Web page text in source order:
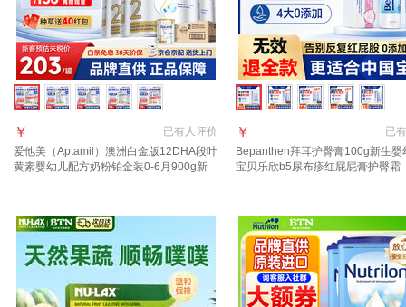
已有人评价
￥
爱他美（Aptamil）澳洲白金版12DHA段叶
黄素婴幼儿配方奶粉铂金装0-6月900g新
已有
￥
Bepanthen拜耳护臀膏100g新生婴
宝贝乐欣b5尿布疹红屁屁膏护臀霜